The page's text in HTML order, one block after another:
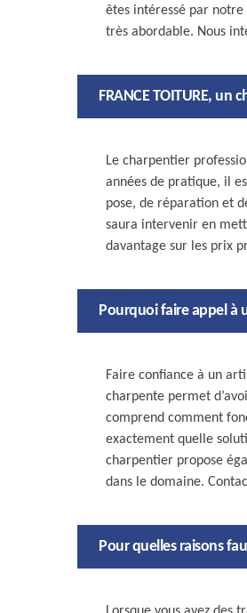
êtes intéressé par
très abordable. Nous
FRANCE TOITURE,
Le charpentier
années de pratique, il
pose, de réparation et
saura intervenir en
davantage sur les prix
Pourquoi faire appel à
Faire confiance à un
charpente permet
comprend comment
exactement quelle
charpentier propose
dans le domaine.
Pour quelles raisons